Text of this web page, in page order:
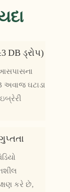
DB ડ્રોપ)
ઘટાડા
કરે છે,